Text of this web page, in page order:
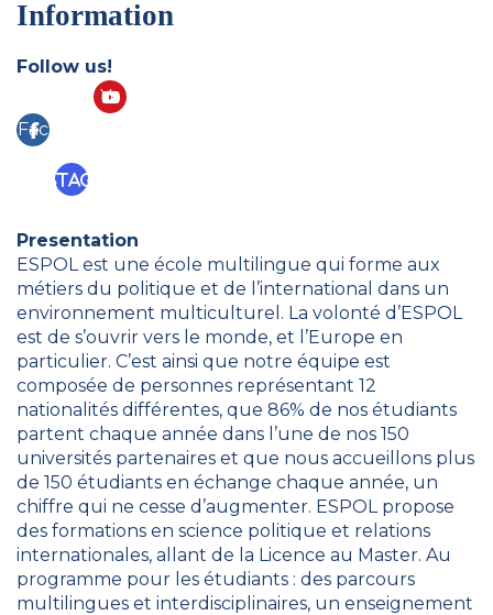
Information
Follow us!
Fac
Instagram
Yo
Presentation
ESPOL est une école multilingue qui forme aux
métiers du politique et de l’international dans un
environnement multiculturel. La volonté d’ESPOL
est de s’ouvrir vers le monde, et l’Europe en
particulier. C’est ainsi que notre équipe est
composée de personnes représentant 12
nationalités différentes, que 86% de nos étudiants
partent chaque année dans l’une de nos 150
universités partenaires et que nous accueillons plus
de 150 étudiants en échange chaque année, un
chiffre qui ne cesse d’augmenter. ESPOL propose
des formations en science politique et relations
internationales, allant de la Licence au Master. Au
programme pour les étudiants : des parcours
multilingues et interdisciplinaires, un enseignement